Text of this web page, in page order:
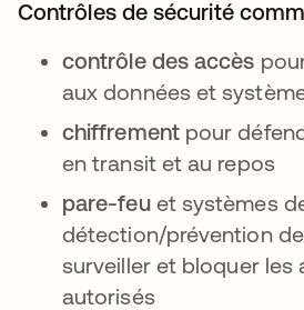
Contrôles de sécurité
contrôle des accès
aux données et
chiffrementpour
en transit et au repos
pare-feuet systèmes
détection/prévention
surveiller et bloquer les
autorisés